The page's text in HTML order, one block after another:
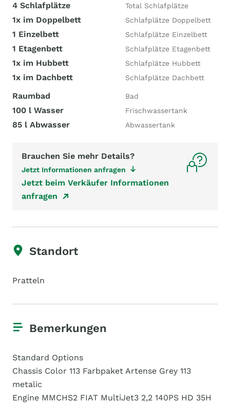
4 Schlafplätze Total Schlafplätze
1x im Doppelbett Schlafplätze Doppelbett
1 Einzelbett Schlafplätze Einzelbett
1 Etagenbett Schlafplätze Etagenbett
1x im Hubbett Schlafplätze Hubbett
1x im Dachbett Schlafplätze Dachbett
Raumbad Bad
100 l Wasser Frischwassertank
85 l Abwasser Abwassertank
Brauchen Sie mehr Details?
Jetzt Informationen anfragen
Jetzt beim Verkäufer Informationen
anfragen
Standort
Pratteln
Bemerkungen
Standard Options
Chassis Color 113 Farbpaket Artense Grey 113
metalic
Engine MMCHS2 FIAT MultiJet3 2,2 140PS HD 35H